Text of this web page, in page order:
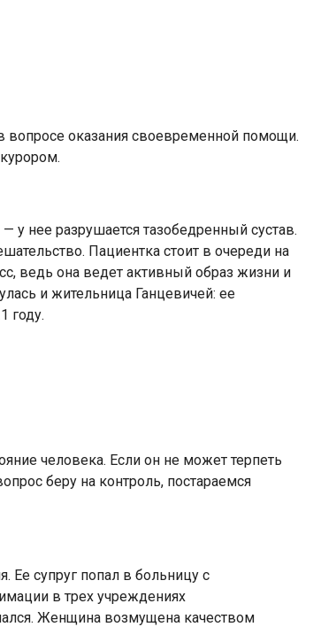
вопросе оказания своевременной помощи.
у нее разрушается тазобедренный сустав.
Пациентка стоит в очереди на
ведь она ведет активный образ жизни и
и жительница Ганцевичей: ее
году.
человека. Если он не может терпеть
беру на контроль, постараемся
Ее супруг попал в больницу с
в трех учреждениях
Женщина возмущена качеством